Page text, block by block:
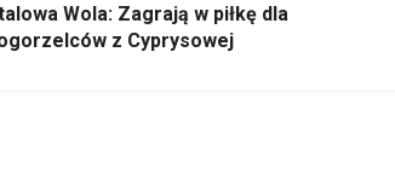
Wola: Zagrają w piłkę dla
z Cyprysowej